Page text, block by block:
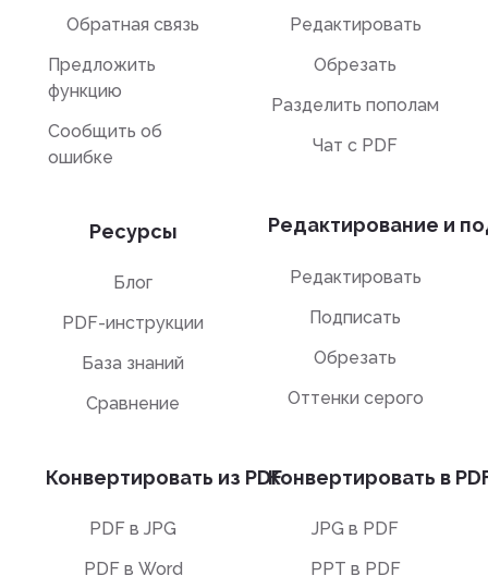
Обратная связь
Предложить
функцию
Сообщить об
ошибке
Ресурсы
Блог
PDF-инструкции
База знаний
Сравнение
Редактировать
Обрезать
Разделить пополам
Чат с PDF
Редактирование и
Редактировать
Подписать
Обрезать
Оттенки серого
Конвертировать из PDF
PDF в JPG
PDF в Word
Конвертировать в
JPG в PDF
PPT в PDF